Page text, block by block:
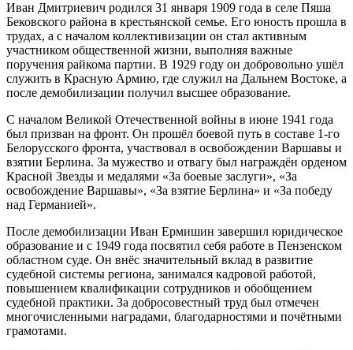
Иван Дмитриевич родился 31 января 1909 года в селе Пяша
Бековского района в крестьянской семье. Его юность прошла в
трудах, а с началом коллективизации он стал активным
участником общественной жизни, выполняя важные
поручения райкома партии. В 1929 году он добровольно ушёл
служить в Красную Армию, где служил на Дальнем Востоке, а
после демобилизации получил высшее образование.
С началом Великой Отечественной войны в июне 1941 года
был призван на фронт. Он прошёл боевой путь в составе 1-го
Белорусского фронта, участвовал в освобождении Варшавы и
взятии Берлина. За мужество и отвагу был награждён орденом
Красной Звезды и медалями «За боевые заслуги», «За
освобождение Варшавы», «За взятие Берлина» и «За победу
над Германией».
После демобилизации Иван Ермишин завершил юридическое
образование и с 1949 года посвятил себя работе в Пензенском
областном суде. Он внёс значительный вклад в развитие
судебной системы региона, занимался кадровой работой,
повышением квалификации сотрудников и обобщением
судебной практики. За добросовестный труд был отмечен
многочисленными наградами, благодарностями и почётными
грамотами.